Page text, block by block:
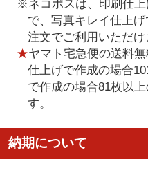
※ネコポスは、印刷仕上
で、写真キレイ仕上
注文でご利用いただけ
★ヤマト宅急便の送料
仕上げで作成の場合
で作成の場合81枚以
す。
納期について